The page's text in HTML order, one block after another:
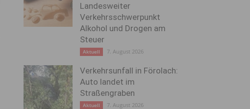
Landesweiter
Verkehrsschwerpunkt
Alkohol und Drogen am
Steuer
Aktuell 7. August 2026
Verkehrsunfall in Förolach:
Auto landet im
Straßengraben
Aktuell 7. August 2026